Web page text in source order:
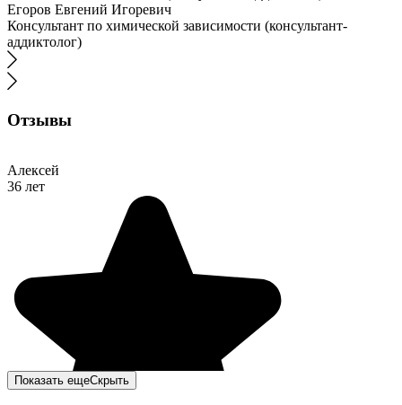
Егоров Евгений Игоревич
Консультант по химической зависимости (консультант-
аддиктолог)
Отзывы
Алексей
36 лет
Показать ещеСкрыть